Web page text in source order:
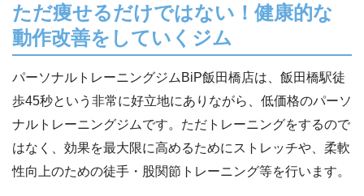
ただ痩せるだけではない！健康的な
動作改善をしていくジム
パーソナルトレーニングジムBiP飯田橋店は、飯田橋駅徒
歩45秒という非常に好立地にありながら、低価格のパーソ
ナルトレーニングジムです。ただトレーニングをするので
はなく、効果を最大限に高めるためにストレッチや、柔軟
性向上のための徒手・股関節トレーニング等を行います。